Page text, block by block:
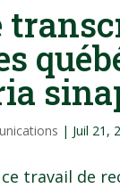
| Juil 21,
ce travail de